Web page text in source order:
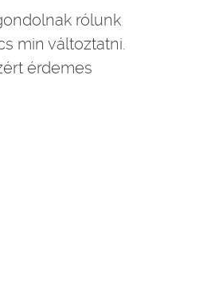
rólunk
min változtatni.
érdemes